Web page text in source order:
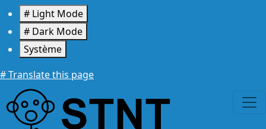
Aller au contenu principal
# Light Mode
# Dark Mode
Système
# Translate this page